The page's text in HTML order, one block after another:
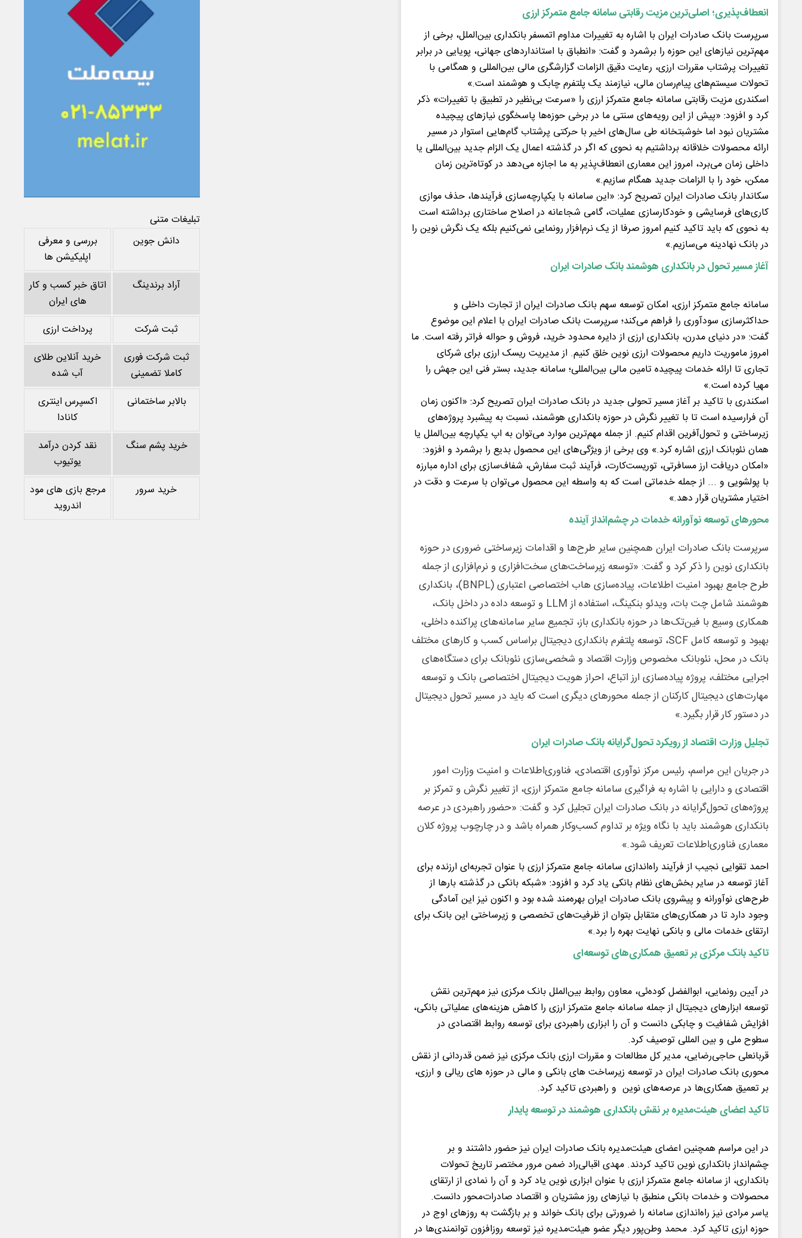
انعطاف‌پذیری؛ اصلی‌ترین مزیت رقابتی سامانه جامع متمرکز ارزی
سرپرست بانک صادرات ایران با اشاره به تغییرات مداوم اتمسفر بانکداری بین‌الملل، برخی از
مهم‌ترین نیازهای این حوزه را برشمرد و گفت: «انطباق با استانداردهای جهانی، پویایی در برابر
تغییرات پرشتاب مقررات ارزی، رعایت دقیق الزامات گزارشگری مالی بین‌المللی و همگامی با
تحولات سیستم‌های پیام‌رسان مالی، نیازمند یک پلتفرم چابک و هوشمند است.»
اسکندری مزیت رقابتی سامانه جامع متمرکز ارزی را «سرعت بی‌نظیر در تطبیق با تغییرات» ذکر
کرد و افزود: «پیش از این رویه‌های سنتی ما در برخی حوزه‌ها پاسخگوی نیازهای پیچیده
مشتریان نبود اما خوشبتخانه طی سال‌های اخیر با حرکتی پرشتاب گام‌هایی استوار در مسیر
ارائه محصولات خلاقانه برداشتیم به نحوی که اگر در گذشته اعمال یک الزام جدید بین‌المللی یا
داخلی زمان می‌برد، امروز این معماری انعطاف‌پذیر به ما اجازه می‌دهد در کوتاه‌ترین زمان
ممکن، خود را با الزامات جدید همگام سازیم.»
سکاندار بانک صادرات ایران تصریح کرد: «این سامانه با یکپارچه‌سازی فرآیندها، حذف موازی
کاری‌های فرسایشی و خودکارسازی عملیات، گامی شجاعانه در اصلاح ساختاری برداشته است
به نحوی که باید تاکید کنیم امروز صرفا از یک نرم‌افزار رونمایی نمی‌کنیم بلکه یک نگرش نوین را
در بانک نهادینه می‌سازیم.»
آغاز مسیر تحول در بانکداری هوشمند بانک صادرات ایران
سامانه جامع متمرکز ارزی، امکان توسعه سهم بانک صادرات ایران از تجارت داخلی و
حداکثرسازی سودآوری را فراهم می‌کند؛ سرپرست بانک صادرات ایران با اعلام این موضوع
گفت: «در دنیای مدرن، بانکداری ارزی از دایره محدود خرید، فروش و حواله فراتر رفته است. ما
امروز ماموریت داریم محصولات ارزی نوین خلق کنیم. از مدیریت ریسک ارزی برای شرکای
تجاری تا ارائه خدمات پیچیده تامین مالی بین‌المللی؛ سامانه جدید، بستر فنی این جهش را
مهیا کرده است.»
اسکندری با تاکید بر آغاز مسیر تحولی جدید در بانک صادرات ایران تصریح کرد: «اکنون زمان
آن فرارسیده است تا با تغییر نگرش در حوزه بانکداری هوشمند، نسبت به پیشبرد پروژه‌های
زیرساختی و تحول‌آفرین اقدام کنیم. از جمله مهم‌ترین موارد می‌توان به اپ یکپارچه بین‌الملل یا
همان نئوبانک ارزی اشاره کرد.» وی برخی از ویژگی‌های این محصول بدیع را برشمرد و افزود:
«امکان دریافت ارز مسافرتی، توریست‌کارت، فرآیند ثبت سفارش، شفاف‌سازی برای اداره مبارزه
با پولشویی و ... از جمله خدماتی است که به واسطه این محصول می‌توان با سرعت و دقت در
اختیار مشتریان قرار دهد.»
محورهای توسعه نوآورانه خدمات در چشم‌انداز آینده
سرپرست بانک صادرات ایران همچنین سایر طرح‌ها و اقدامات زیرساختی ضروری در حوزه
بانکداری نوین را ذکر کرد و گفت: «توسعه زیرساخت‌های سخت‌افزاری و نرم‌افزاری از جمله
طرح جامع بهبود امنیت اطلاعات، پیاده‌سازی هاب اختصاصی اعتباری (BNPL)، بانکداری
هوشمند شامل چت بات، ویدئو بنکینگ، استفاده از LLM و توسعه داده در داخل بانک،
همکاری وسیع با فین‌تک‌ها در حوزه بانکداری باز، تجمیع سایر سامانه‌های پراکنده داخلی،
بهبود و توسعه کامل SCF، توسعه پلتفرم بانکداری دیجیتال براساس کسب و کارهای مختلف
بانک در محل، نئوبانک مخصوص وزارت اقتصاد و شخصی‌سازی نئوبانک برای دستگاه‌های
اجرایی مختلف، پروژه پیاده‌سازی ارز اتباع، احراز هویت دیجیتال اختصاصی بانک و توسعه
مهارت‌های دیجیتال کارکنان از جمله محورهای دیگری است که باید در مسیر تحول دیجیتال
در دستور کار قرار بگیرد.»
تجلیل وزارت اقتصاد از رویکرد تحول‌گرایانه بانک صادرات ایران
در جریان این مراسم، رئیس مرکز نوآوری اقتصادی، فناوری‌اطلاعات و امنیت وزارت امور
اقتصادی و دارایی با اشاره به فراگیری سامانه جامع متمرکز ارزی، از تغییر نگرش و تمرکز بر
پروژه‌های تحول‌گرایانه در بانک صادرات ایران تجلیل کرد و گفت: «حضور راهبردی در عرصه
بانکداری هوشمند باید با نگاه ویژه بر تداوم کسب‌وکار همراه باشد و در چارچوب پروژه‌ کلان
معماری فناوری‌اطلاعات تعریف شود.»
احمد تقوایی نجیب از فرآیند راه‌اندازی سامانه جامع متمرکز ارزی با عنوان تجربه‌ای ارزنده برای
آغاز توسعه در سایر بخش‌های نظام بانکی یاد کرد و افزود: «شبکه بانکی در گذشته بارها از
طرح‌های نوآورانه و پیشروی بانک صادرات ایران بهره‌مند شده بود و اکنون نیز این آمادگی
وجود دارد تا در همکاری‌های متقابل بتوان از ظرفیت‌های تخصصی و زیرساختی این بانک برای
ارتقای خدمات مالی و بانکی نهایت بهره را برد.»
تاکید بانک مرکزی بر تعمیق همکاری‌های توسعه‌ای
در آیین رونمایی، ابوالفضل کوده‌ئی، معاون روابط بین‌الملل بانک مرکزی نیز مهم‌ترین نقش
توسعه ابزارهای دیجیتال از جمله سامانه جامع متمرکز ارزی را کاهش هزینه‌های عملیاتی بانکی،
افزایش شفافیت و چابکی دانست و آن را ابزاری راهبردی برای توسعه روابط اقتصادی در
سطوح ملی و بین المللی توصیف کرد.
قربانعلی حاجی‌رضایی، مدیر کل مطالعات و مقررات ارزی بانک مرکزی نیز ضمن قدردانی از نقش
محوری بانک صادرات ایران در توسعه زیرساخت های بانکی و مالی در حوزه های ریالی و ارزی،
بر تعمیق همکاری‌ها در عرصه‌های نوین و راهبردی تاکید کرد.
تاکید اعضای هیئت‌مدیره بر نقش بانکداری هوشمند در توسعه پایدار
در این مراسم همچنین اعضای هیئت‌مدیره بانک صادرات ایران نیز حضور داشتند و بر
چشم‌انداز بانکداری نوین تاکید کردند. مهدی اقبالی‌راد ضمن مرور مختصر تاریخ تحولات
بانکداری، از سامانه جامع متمرکز ارزی با عنوان ابزاری نوین یاد کرد و آن را نمادی از ارتقای
محصولات و خدمات بانکی منطبق با نیازهای روز مشتریان و اقتصاد صادرات‌محور دانست.
یاسر مرادی نیز راه‌اندازی سامانه را ضرورتی برای بانک خواند و بر بازگشت به روزهای اوج در
حوزه ارزی تاکید کرد. محمد وطن‌پور دیگر عضو هیئت‌مدیره نیز توسعه روزافزون توانمندی‌ها در
تبلیغات متنی
دانش جوین
بررسی و معرفی
اپلیکیشن ها
آراد برندینگ
اتاق خبر کسب و کار
های ایران
ثبت شرکت
پرداخت ارزی
ثبت شرکت فوری
کاملا تضمینی
خرید آنلاین طلای
آب شده
بالابر ساختمانی
اکسپرس اینتری
کانادا
خرید پشم سنگ
نقد کردن درآمد
یوتیوب
خرید سرور
مرجع بازی های مود
اندروید